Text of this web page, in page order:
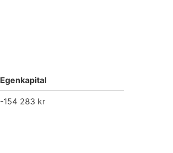
Egenkapital
-154 283 kr